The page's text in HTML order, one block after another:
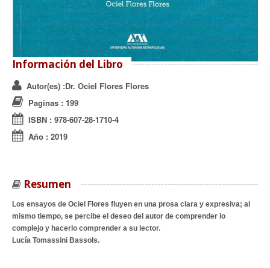
Información del Libro
Autor(es) :Dr. Ociel Flores Flores
Paginas : 199
ISBN : 978-607-28-1710-4
Año : 2019
Resumen
Los ensayos de Ociel Flores fluyen en una prosa clara y expresiva; al
mismo tiempo, se percibe el deseo del autor de comprender lo
complejo y hacerlo comprender a su lector.
Lucía Tomassini Bassols.